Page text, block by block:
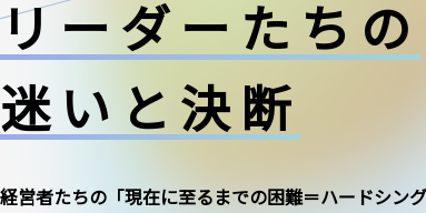
リーダーたちの
迷いと決断
経営者たちの「現在に至るまでの困難＝ハードシン